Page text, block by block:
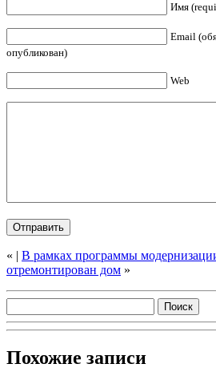
Имя
Email
опубликован)
Web
« | В рамках программы
отремонтирован дом »
Похожие записи